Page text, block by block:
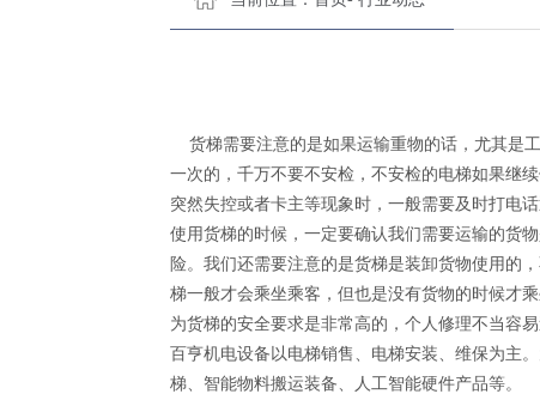
货梯需要注意的是如果运输重物的话，尤其是
一次的，千万不要不安检，不安检的电梯如果继
突然失控或者卡主等现象时，一般需要及时打电
使用货梯的时候，一定要确认我们需要运输的货
险。我们还需要注意的是货梯是装卸货物使用的
梯一般才会乘坐乘客，但也是没有货物的时候才
为货梯的安全要求是非常高的，个人修理不当容易
百亨机电设备以电梯销售、电梯安装、维保为主
梯、智能物料搬运装备、人工智能硬件产品等。